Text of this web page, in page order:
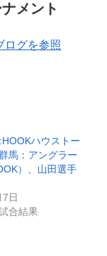
メント
ログを参照
ハウストー
馬：アングラー
）、山田選手
日
合結果